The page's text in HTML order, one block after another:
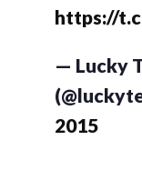
https://
— Lucky
2015